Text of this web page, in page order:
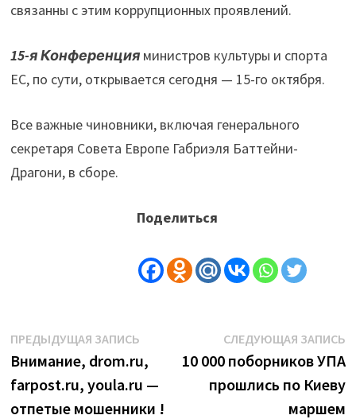
связанны с этим коррупционных проявлений.
15-я Конференция министров культуры и спорта
ЕС, по сути, открывается сегодня — 15-го октября.
Все важные чиновники, включая генерального
секретаря Совета Европе Габриэля Баттейни-
Драгони, в сборе.
Поделиться
Навигация
по
записям
ПРЕДЫДУЩАЯ ЗАПИСЬПредыдущая
запись:
Внимание, drom.ru,
farpost.ru, youla.ru —
отпетые мошенники !
СЛЕДУЮЩАЯ ЗАПИСЬ
10 000 поборников УПА
прошлись по Киеву
маршем